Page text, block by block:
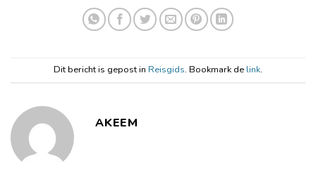
Dit bericht is gepost in Reisgids. Bookmark delink.
AKEEM